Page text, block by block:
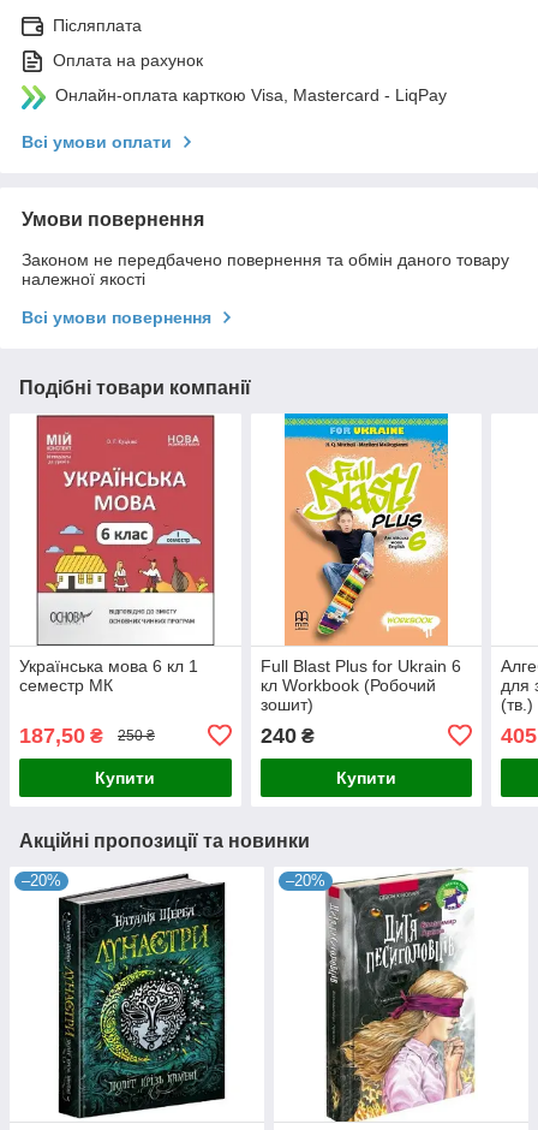
Післяплата
Оплата на рахунок
Онлайн-оплата карткою Visa, Mastercard - LiqPay
Всі умови оплати
Умови повернення
Законом не передбачено повернення та обмін даного товару
належної якості
Всі умови повернення
Подібні товари компанії
Українська мова 6 кл 1
семестр МК
187,50 ₴ 250 ₴
Купити
Full Blast Plus for Ukrain 6
кл Workbook (Робочий
зошит)
240₴
Купити
для
(тв.)
405
Акційні пропозиції та новинки
–20% –20%